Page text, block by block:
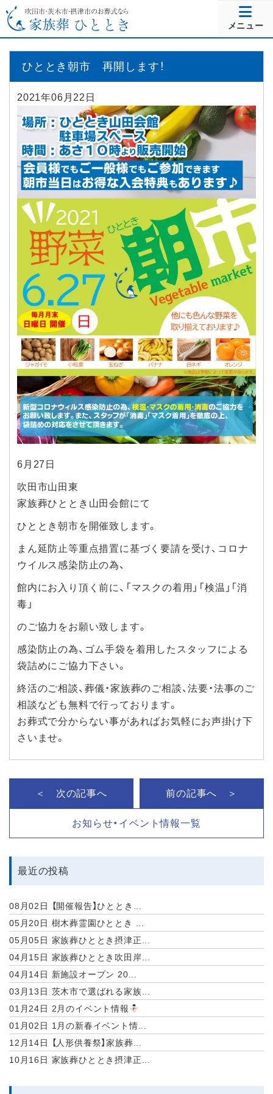
メニュー
ひととき朝市 再開します！
2021年06月22日
6月27日
吹田市山田東
家族葬ひととき山田会館にて
ひととき朝市を開催致します。
まん延防止等重点措置に基づく要請を受け、コロナ
ウイルス感染防止の為、
館内にお入り頂く前に、「マスクの着用」「検温」「消
毒」
のご協力をお願い致します。
感染防止の為、ゴム手袋を着用したスタッフによる
袋詰めにご協力下さい。
終活のご相談、葬儀・家族葬のご相談、法要・法事のご
相談なども無料で行っております。
お葬式で分からない事があればお気軽にお声掛け下
さいませ。
＜ 次の記事へ
お知らせ・イベント情報一覧
前の記事へ ＞
最近の投稿
08月02日
【開催報告】ひととき...
05月20日 樹木葬霊園ひととき ...
05月05日 家族葬ひととき摂津正...
04月15日 家族葬ひととき吹田岸...
04月14日 新施設オープン 20...
03月13日 茨木市で選ばれる家族...
01月24日 2月のイベント情報
01月02日 1月の新春イベント情...
12月14日
【人形供養祭】家族葬...
10月16日 家族葬ひととき摂津正...